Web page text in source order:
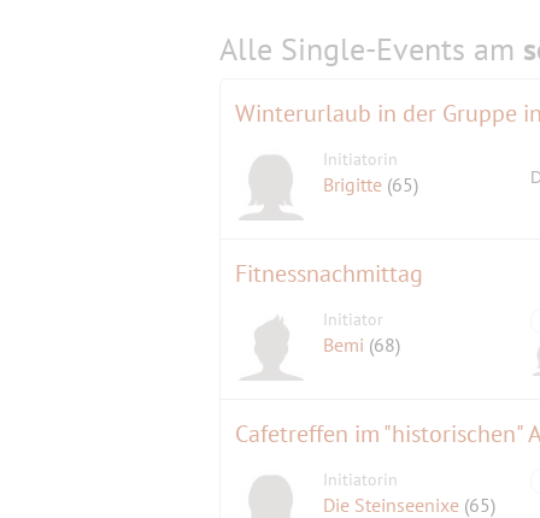
Alle Single-Events am
Winterurlaub in der Gruppe
Initiatorin
Brigitte (65)
Fitnessnachmittag
Initiator
Bemi (68)
Cafetreffen im "historischen"
Initiatorin
Die Steinseenixe (65)